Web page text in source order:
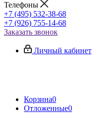
Телефоны
+7 (495) 532-38-68
+7 (926) 755-14-68
Заказать звонок
Личный кабинет
Корзина0
Отложенные0